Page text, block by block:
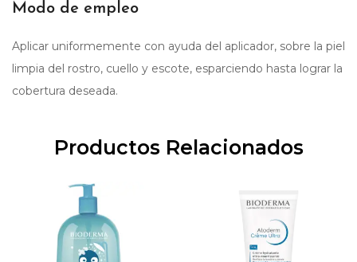
Modo de empleo
Aplicar uniformemente con ayuda del aplicador, sobre la piel
limpia del rostro, cuello y escote, esparciendo hasta lograr la
cobertura deseada.
Productos Relacionados